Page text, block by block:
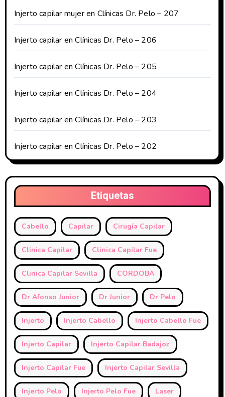
Injerto capilar mujer en Clínicas Dr. Pelo – 207
Injerto capilar en Clínicas Dr. Pelo – 206
Injerto capilar en Clínicas Dr. Pelo – 205
Injerto capilar en Clínicas Dr. Pelo – 204
Injerto capilar en Clínicas Dr. Pelo – 203
Injerto capilar en Clínicas Dr. Pelo – 202
Etiquetas
Cabello Capilar Cirugía Capilar
Clinica Capilar Clinica Capilar Fue
Clinica Capilar Sevilla CORDOBA
Dr Afonso Junior Dr Junior Dr Pelo
Injerto Injerto Cabello Injerto Cabello Fue
Injerto Capilar Injerto Capilar Badajoz
Injerto Capilar Fue Injerto Capilar Sevilla
Injerto Pelo Injerto Pelo Fue Laser